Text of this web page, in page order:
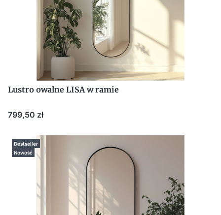
Lustro owalne LISA w ramie
Cena
799,50 zł
Bestseller
Nowość